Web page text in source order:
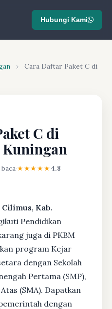
Hubungi Kami
›
Cara Daftar Paket C di
C di
·★★★★★4.8
Kab.
Pendidikan
juga di PKBM
program Kejar
dengan Sekolah
Pertama (SMP),
(SMA). Dapatkan
dengan